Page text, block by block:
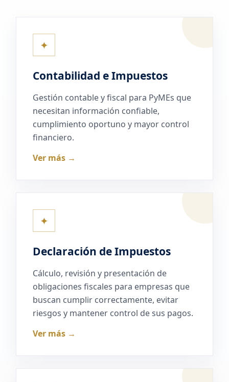
✦
Contabilidad e Impuestos
Gestión contable y fiscal para PyMEs que
necesitan información confiable,
cumplimiento oportuno y mayor control
financiero.
Ver más →
✦
Declaración de Impuestos
Cálculo, revisión y presentación de
obligaciones fiscales para empresas que
buscan cumplir correctamente, evitar
riesgos y mantener control de sus pagos.
Ver más →